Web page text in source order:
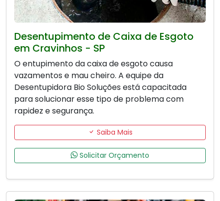
Desentupimento de Caixa de Esgoto
em Cravinhos - SP
O entupimento da caixa de esgoto causa
vazamentos e mau cheiro. A equipe da
Desentupidora Bio Soluções está capacitada
para solucionar esse tipo de problema com
rapidez e segurança.
Saiba Mais
Solicitar Orçamento